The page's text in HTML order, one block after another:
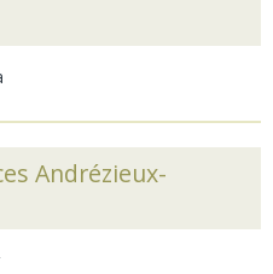
Andrézieux-